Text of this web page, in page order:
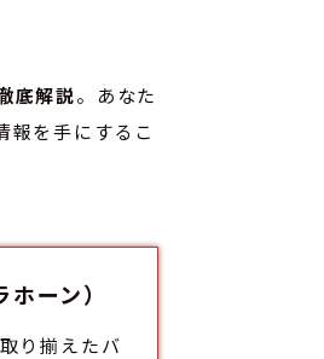
底解説。あなた
報を手にするこ
ーン）
り揃えたバ